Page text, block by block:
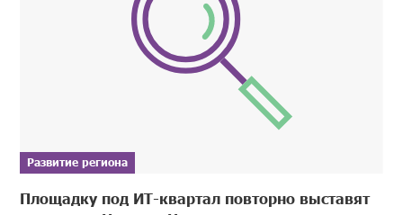
Развитие региона
Площадку под ИТ-квартал повторно выставят